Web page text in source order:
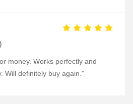
dial in the IPD correctly. The
is smooth, and finding that
all the difference. No more eye
sessions. Highly recommend
to set it up properly!""The Pico 4's
money. Works perfectly and
Will definitely buy again."